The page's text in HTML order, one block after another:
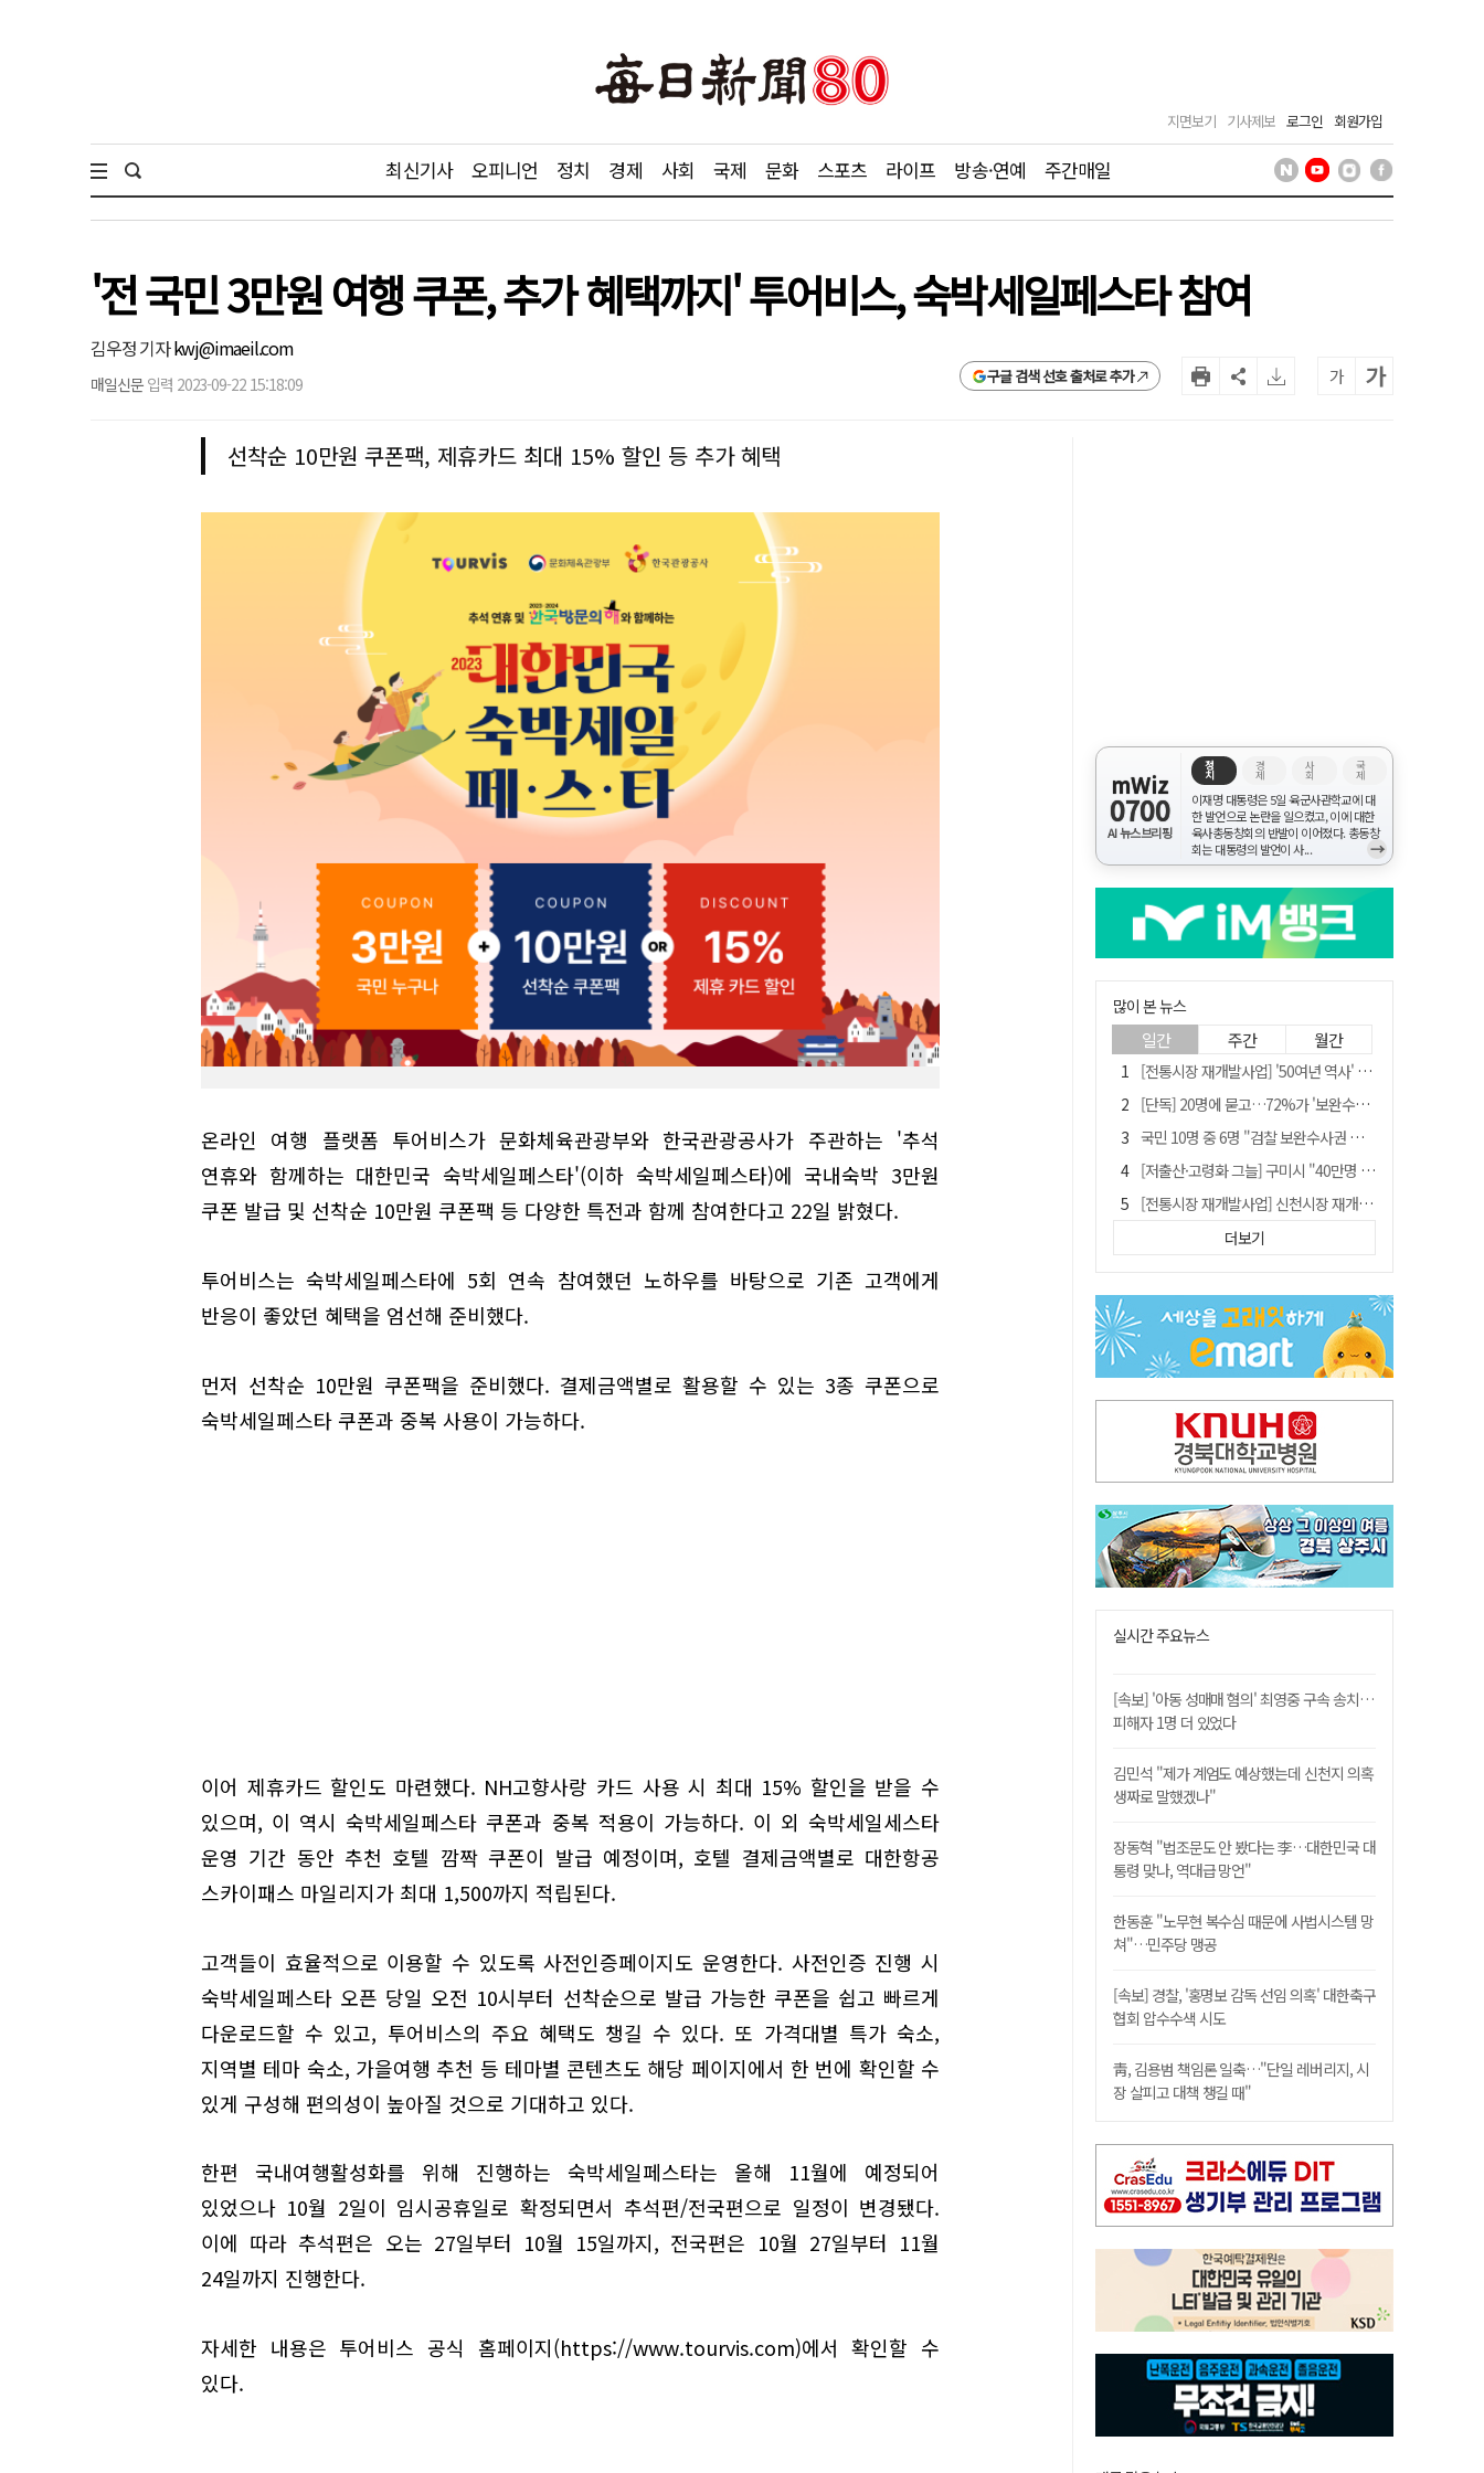
지면보기 기사제보 로그인 회원가입
최신기사 오피니언 정치 경제 사회 국제 문화 스포츠 라이프 방송·연예 주간매일
'전 국민 3만원 여행 쿠폰, 추가 혜택까지' 투어비스, 숙박세일페스타 참여
김우정 기자kwj@imaeil.com
매일신문 입력 2023-09-22 15:18:09 구글 검색 선호 출처로 추가 가 가
선착순 10만원 쿠폰팩, 제휴카드 최대 15% 할인 등 추가 혜택
온라인 여행 플랫폼 투어비스가 문화체육관광부와 한국관광공사가 주관하는 '추석
연휴와 함께하는 대한민국 숙박세일페스타'(이하 숙박세일페스타)에 국내숙박 3만원
쿠폰 발급 및 선착순 10만원 쿠폰팩 등 다양한 특전과 함께 참여한다고 22일 밝혔다.
투어비스는 숙박세일페스타에 5회 연속 참여했던 노하우를 바탕으로 기존 고객에게
반응이 좋았던 혜택을 엄선해 준비했다.
먼저 선착순 10만원 쿠폰팩을 준비했다. 결제금액별로 활용할 수 있는 3종 쿠폰으로
숙박세일페스타 쿠폰과 중복 사용이 가능하다.
이어 제휴카드 할인도 마련했다. NH고향사랑 카드 사용 시 최대 15% 할인을 받을 수
있으며, 이 역시 숙박세일페스타 쿠폰과 중복 적용이 가능하다. 이 외 숙박세일세스타
운영 기간 동안 추천 호텔 깜짝 쿠폰이 발급 예정이며, 호텔 결제금액별로 대한항공
스카이패스 마일리지가 최대 1,500까지 적립된다.
고객들이 효율적으로 이용할 수 있도록 사전인증페이지도 운영한다. 사전인증 진행 시
숙박세일페스타 오픈 당일 오전 10시부터 선착순으로 발급 가능한 쿠폰을 쉽고 빠르게
다운로드할 수 있고, 투어비스의 주요 혜택도 챙길 수 있다. 또 가격대별 특가 숙소,
지역별 테마 숙소, 가을여행 추천 등 테마별 콘텐츠도 해당 페이지에서 한 번에 확인할 수
있게 구성해 편의성이 높아질 것으로 기대하고 있다.
한편 국내여행활성화를 위해 진행하는 숙박세일페스타는 올해 11월에 예정되어
있었으나 10월 2일이 임시공휴일로 확정되면서 추석편/전국편으로 일정이 변경됐다.
이에 따라 추석편은 오는 27일부터 10월 15일까지, 전국편은 10월 27일부터 11월
24일까지 진행한다.
자세한 내용은 투어비스 공식 홈페이지(https://www.tourvis.com)에서 확인할 수
있다.
mWiz
0700
AI 뉴스브리핑
정
치
경
제
사
회
국
제
이재명 대통령은 5일 육군사관학교에 대
한 발언으로 논란을 일으켰고, 이에 대한
육사총동창회의 반발이 이어졌다. 총동창
회는 대통령의 발언이 사...
→
많이 본 뉴스
일간 주간 월간
[전통시장 재개발사업] '50여년 역사' 수성시장 자리에 25층 주상복합 들어선다
[단독] 20명에 묻고…72%가 '보완수사권 폐지'?
국민 10명 중 6명 "검찰 보완수사권 필요"…민주당 지지층도 53.8%
[저출산·고령화 그늘] 구미시 "40만명 사수" 고령군 "3만명대 회복"
[전통시장 재개발사업] 신천시장 재개발, 준공 후에도 소송전
李대통령 지지율 다시 40%대로…20대는 18.8%p 급락
안동-사가에, "50년 우정 넘어 미래 50년 함께 연다"
[인사]경상북도
유승민 "尹 졸업한 서울대 법대·충암고도 없애야"…李 육사 통합 직격
더보기
실시간 주요뉴스
[속보] '아동 성매매 혐의' 최영중 구속 송치…
피해자 1명 더 있었다
김민석 "제가 계엄도 예상했는데 신천지 의혹
생짜로 말했겠나"
장동혁 "법조문도 안 봤다는 李…대한민국 대
통령 맞나, 역대급 망언"
한동훈 "노무현 복수심 때문에 사법시스템 망
쳐"…민주당 맹공
[속보] 경찰, '홍명보 감독 선임 의혹' 대한축구
협회 압수수색 시도
靑, 김용범 책임론 일축…"단일 레버리지, 시
장 살피고 대책 챙길 때"